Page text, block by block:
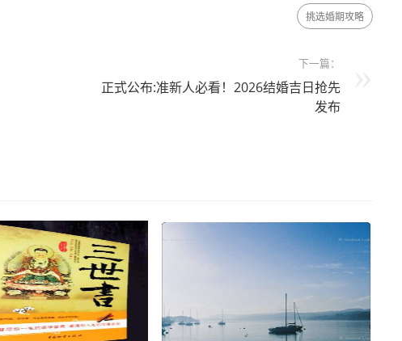
挑选婚期攻略
下一篇：
正式公布:准新人必看！2026结婚吉日抢先
发布